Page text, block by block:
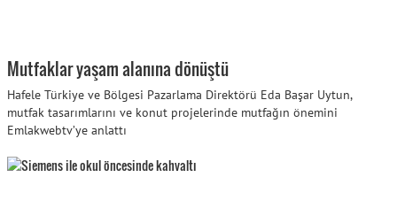
Mutfaklar yaşam alanına dönüştü
Hafele Türkiye ve Bölgesi Pazarlama Direktörü Eda Başar Uytun,
mutfak tasarımlarını ve konut projelerinde mutfağın önemini
Emlakwebtv’ye anlattı